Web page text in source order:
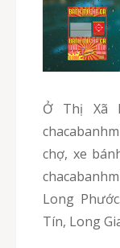
Ở Thị Xã Phước Long của Bình Phước,
chợ, xe
Long
Tín, Long